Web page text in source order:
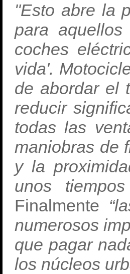
"Esto abre la
para
coches
vida'.
de abordar el
reducir
todas las
maniobras de
y la
unos
Finalmente
numerosos
que pagar
los núcleos